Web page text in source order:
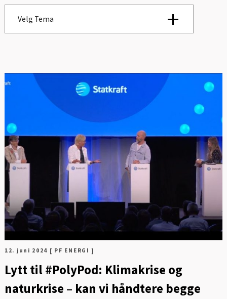
Velg Tema
Digitalisering og ledelse
Energi og mobilitet
Fag og fest
Generelt
Helse og kultur
Klima og
sirkulærøkonomi
12. juni 2024 [ PF ENERGI ]
Lytt til #PolyPod: Klimakrise og
naturkrise – kan vi håndtere begge